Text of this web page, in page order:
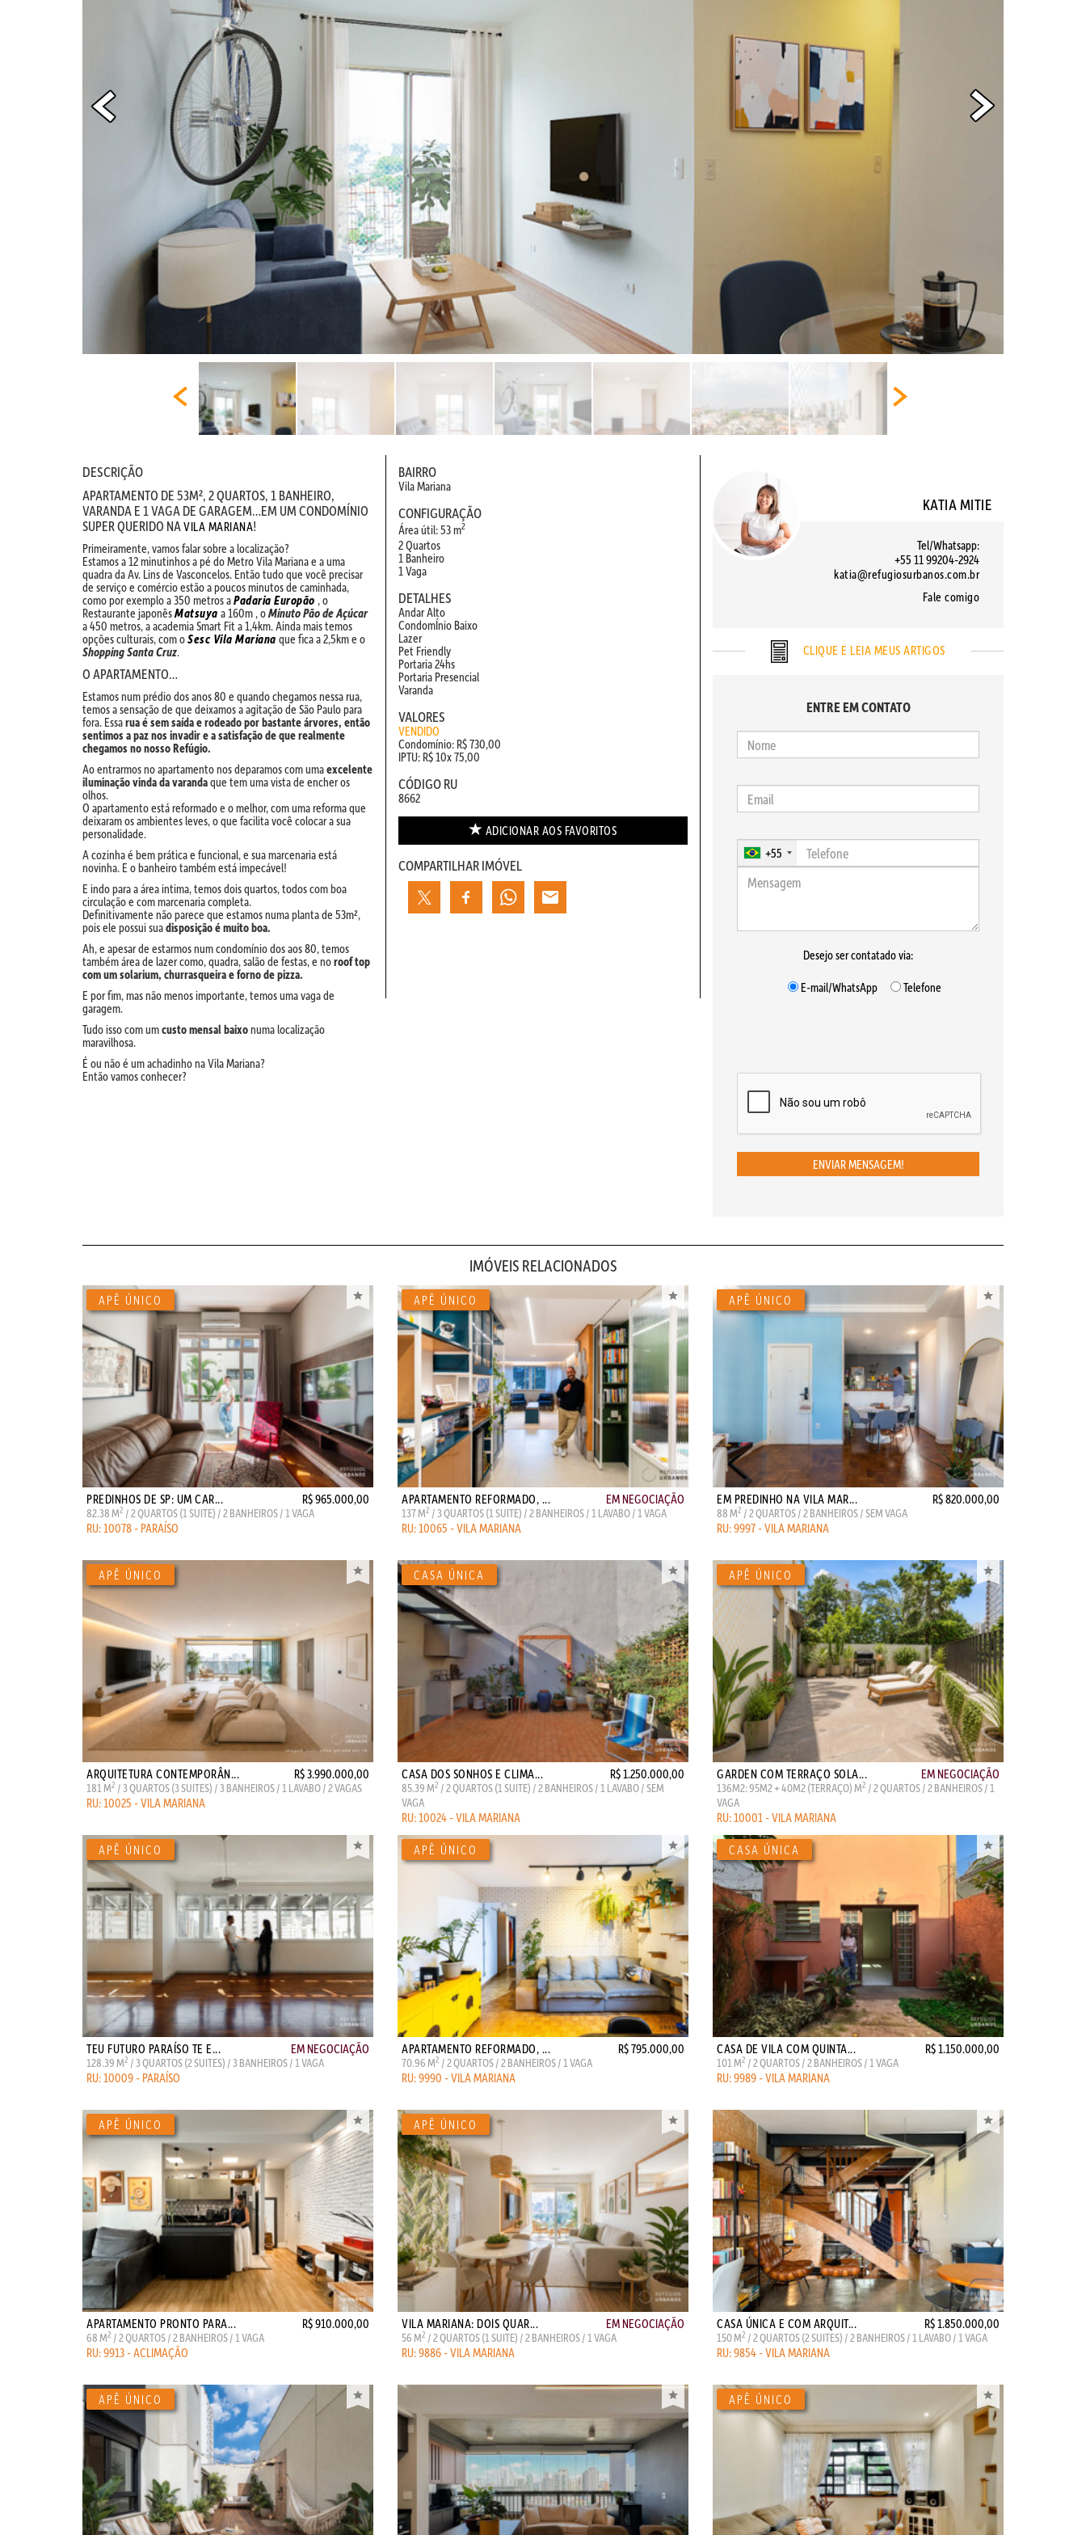
DESCRIÇÃO
APARTAMENTO DE 53M², 2 QUARTOS, 1 BANHEIRO,
VARANDA E 1 VAGA DE GARAGEM…EM UM CONDOMÍNIO
SUPER QUERIDO NAVILA MARIANA!
Primeiramente, vamos falar sobre a localização?
Estamos a 12 minutinhos a pé do Metro Vila Mariana e a uma
quadra da Av. Lins de Vasconcelos. Então tudo que você precisar
de serviço e comércio estão a poucos minutos de caminhada,
como por exemplo a 350 metros aPadaria Europão , o
Restaurante japonêsMatsuya a 160m , oMinuto Pão de Açúcar
a 450 metros, a academia Smart Fit a 1,4km. Ainda mais temos
opções culturais, com oSesc Vila Mariana que fica a 2,5km e o
Shopping Santa Cruz.
O APARTAMENTO…
Estamos num prédio dos anos 80 e quando chegamos nessa rua,
temos a sensação de que deixamos a agitação de São Paulo para
fora. Essarua é sem saída e rodeado por bastante árvores, então
sentimos a paz nos invadir e a satisfação de que realmente
chegamos no nosso Refúgio.
Ao entrarmos no apartamento nos deparamos com umaexcelente
iluminação vinda da varandaque tem uma vista de encher os
olhos.
O apartamento está reformado e o melhor, com uma reforma que
deixaram os ambientes leves, o que facilita você colocar a sua
personalidade.
A cozinha é bem prática e funcional, e sua marcenaria está
novinha. E o banheiro também está impecável!
E indo para a área intima, temos dois quartos, todos com boa
circulação e com marcenaria completa.
Definitivamente não parece que estamos numa planta de 53m²,
pois ele possui suadisposição é muito boa.
Ah, e apesar de estarmos num condomínio dos aos 80, temos
também área de lazer como, quadra, salão de festas, e noroof top
com um solarium, churrasqueira e forno de pizza.
E por fim, mas não menos importante, temos uma vaga de
garagem.
Tudo isso com umcusto mensal baixonuma localização
maravilhosa.
É ou não é um achadinho na Vila Mariana?
Então vamos conhecer?
BAIRRO
Vila Mariana
CONFIGURAÇÃO
Área útil: 53 m2
2 Quartos
1 Banheiro
1 Vaga
DETALHES
Andar Alto
CondomÍnio Baixo
Lazer
Pet Friendly
Portaria 24hs
Portaria Presencial
Varanda
VALORES
VENDIDO
Condomínio: R$ 730,00
IPTU: R$ 10x 75,00
CÓDIGO RU
8662
ADICIONAR AOS FAVORITOS
COMPARTILHAR IMÓVEL
KATIA MITIE
Tel/Whatsapp:
+55 11 99204-2924
katia@refugiosurbanos.com.br
Fale comigo
CLIQUE E LEIA MEUS ARTIGOS
ENTRE EM CONTATO
+55
Desejo ser contatado via:
E-mail/WhatsApp
Telefone
ENVIAR MENSAGEM!
IMÓVEIS RELACIONADOS
PREDINHOS DE SP: UM CAR... R$ 965.000,00
82.38 M2 / 2 QUARTOS (1 SUITE) / 2 BANHEIROS / 1 VAGA
RU: 10078 - PARAÍSO
APARTAMENTO REFORMADO, ... EM NEGOCIAÇÃO
137 M2 / 3 QUARTOS (1 SUITE) / 2 BANHEIROS / 1 LAVABO / 1 VAGA
RU: 10065 - VILA MARIANA
EM PREDINHO NA VILA MAR... R$ 820.000,00
88 M2 / 2 QUARTOS / 2 BANHEIROS / SEM VAGA
RU: 9997 - VILA MARIANA
ARQUITETURA CONTEMPORÂN... R$ 3.990.000,00
181 M2 / 3 QUARTOS (3 SUITES) / 3 BANHEIROS / 1 LAVABO / 2 VAGAS
RU: 10025 - VILA MARIANA
CASA DOS SONHOS E CLIMA... R$ 1.250.000,00
85.39 M2 / 2 QUARTOS (1 SUITE) / 2 BANHEIROS / 1 LAVABO / SEM
VAGA
RU: 10024 - VILA MARIANA
GARDEN COM TERRAÇO SOLA... EM NEGOCIAÇÃO
136M2: 95M2 + 40M2 (TERRAÇO) M2 / 2 QUARTOS / 2 BANHEIROS / 1
VAGA
RU: 10001 - VILA MARIANA
TEU FUTURO PARAÍSO TE E... EM NEGOCIAÇÃO
128.39 M2 / 3 QUARTOS (2 SUITES) / 3 BANHEIROS / 1 VAGA
RU: 10009 - PARAÍSO
APARTAMENTO REFORMADO, ... R$ 795.000,00
70.96 M2 / 2 QUARTOS / 2 BANHEIROS / 1 VAGA
RU: 9990 - VILA MARIANA
CASA DE VILA COM QUINTA... R$ 1.150.000,00
101 M2 / 2 QUARTOS / 2 BANHEIROS / 1 VAGA
RU: 9989 - VILA MARIANA
APARTAMENTO PRONTO PARA... R$ 910.000,00
68 M2 / 2 QUARTOS / 2 BANHEIROS / 1 VAGA
RU: 9913 - ACLIMAÇÃO
VILA MARIANA: DOIS QUAR... EM NEGOCIAÇÃO
56 M2 / 2 QUARTOS (1 SUITE) / 2 BANHEIROS / 1 VAGA
RU: 9886 - VILA MARIANA
CASA ÚNICA E COM ARQUIT... R$ 1.850.000,00
150 M2 / 2 QUARTOS (2 SUITES) / 2 BANHEIROS / 1 LAVABO / 1 VAGA
RU: 9854 - VILA MARIANA